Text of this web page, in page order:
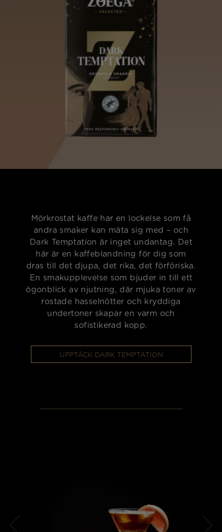
Mörkrostat kaffe har en lockelse som få
andra smaker kan mäta sig med – och
Dark Temptation är inget undantag. Det
här är en kaffeblandning för dig som
dras till det djupa, det rika, det förföriska.
En smakupplevelse som bjuder in till ett
ögonblick av njutning, där mjuka toner av
rostade hasselnötter och kryddiga
undertoner skapar en varm och
sofistikerad kopp.
UPPTÄCK DARK TEMPTATION